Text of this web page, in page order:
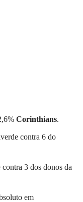
Corinthians.
contra 6 do
3 dos donos da
em